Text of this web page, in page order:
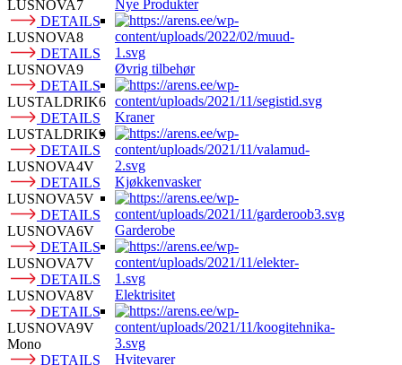
Nye Produkter
Øvrig tilbehør
Kraner
Kjøkkenvasker
Garderobe
Elektrisitet
Hvitevarer
LUSNOVA7
DETAILS
LUSNOVA8
DETAILS
LUSNOVA9
DETAILS
LUSTALDRIK6
DETAILS
LUSTALDRIK9
DETAILS
LUSNOVA4V
DETAILS
LUSNOVA5V
DETAILS
LUSNOVA6V
DETAILS
LUSNOVA7V
DETAILS
LUSNOVA8V
DETAILS
LUSNOVA9V
Mono
DETAILS